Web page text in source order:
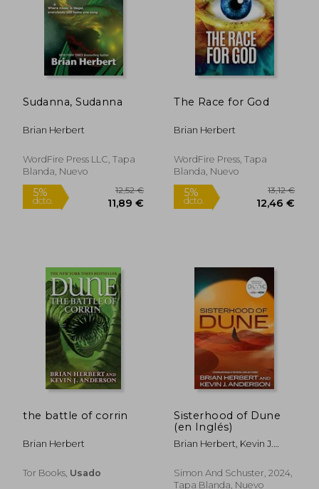
Sudanna, Sudanna
Brian Herbert
WordFire Press LLC, Tapa
Blanda, Nuevo
The Race for God
Brian Herbert
WordFire Press, Tapa
Blanda, Nuevo
the battle of corrin
Brian Herbert
Tor Books, Usado
Sisterhood of Dune
(en Inglés)
Brian Herbert, Kevin J.
Simon And Schuster, 2024,
Tapa Blanda, Nuevo